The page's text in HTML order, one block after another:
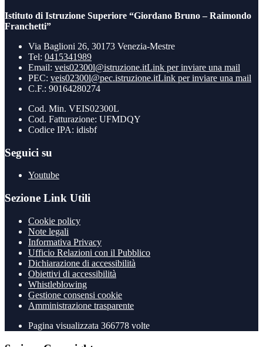
Istituto di Istruzione Superiore “Giordano Bruno – Raimondo
Franchetti”
Via Baglioni 26, 30173 Venezia-Mestre
Tel: 0415341989
Email: veis02300l@istruzione.itLink per inviare una mail
PEC: veis02300l@pec.istruzione.itLink per inviare una mail
C.F.: 90164280274
Cod. Min. VEIS02300L
Cod. Fatturazione: UFMDQY
Codice IPA: idisbf
Seguici su
Youtube
Sezione Link Utili
Cookie policy
Note legali
Informativa Privacy
Ufficio Relazioni con il Pubblico
Dichiarazione di accessibilità
Obiettivi di accessibilità
Whistleblowing
Gestione consensi cookie
Amministrazione trasparente
Pagina visualizzata 366778 volte